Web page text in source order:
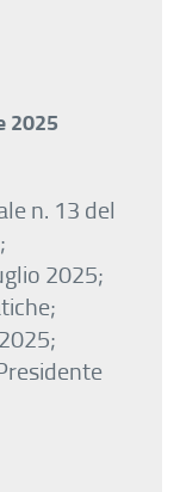
2025
n. 13 del
2025;